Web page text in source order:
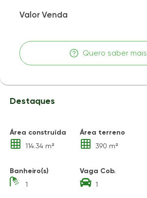
Valor Venda
Quero saber mais
Destaques
Área construída
114.34 m²
Área terreno
390 m²
Banheiro(s)
1
Vaga Cob.
1